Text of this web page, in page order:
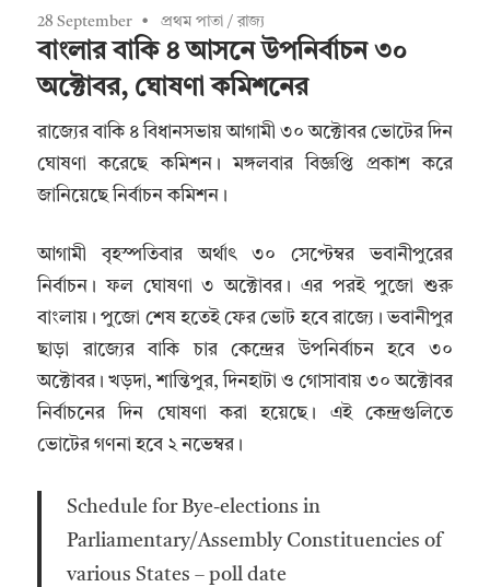
28 September প্রথম পাতা /রাজ্য
বাংলার বাকি ৪ আসনে উপনির্বাচন ৩০
অক্টোবর, ঘোষণা কমিশনের
রাজ্যের বাকি ৪ বিধানসভায় আগামী ৩০ অক্টোবর ভোটের দিন
ঘোষণা করেছে কমিশন। মঙ্গলবার বিজ্ঞপ্তি প্রকাশ করে
জানিয়েছে নির্বাচন কমিশন।
আগামী বৃহস্পতিবার অর্থাৎ ৩০ সেপ্টেম্বর ভবানীপুরের
নির্বাচন। ফল ঘোষণা ৩ অক্টোবর। এর পরই পুজো শুরু
বাংলায়। পুজো শেষ হতেই ফের ভোট হবে রাজ্যে। ভবানীপুর
ছাড়া রাজ্যের বাকি চার কেন্দ্রের উপনির্বাচন হবে ৩০
অক্টোবর। খড়দা, শান্তিপুর, দিনহাটা ও গোসাবায় ৩০ অক্টোবর
নির্বাচনের দিন ঘোষণা করা হয়েছে। এই কেন্দ্রগুলিতে
ভোটের গণনা হবে ২ নভেম্বর।
Schedule for Bye-elections in
Parliamentary/Assembly Constituencies of
various States – poll date